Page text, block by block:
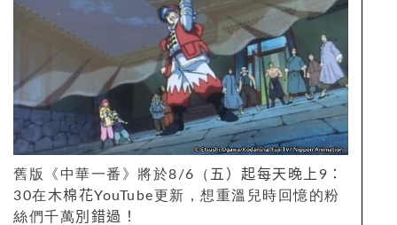
舊版《中華一番》將於8/6（ 五）起每天晚上 9 ：
30在 木棉花YouTube更新，想重溫兒時回憶的粉
絲們千萬別錯過！